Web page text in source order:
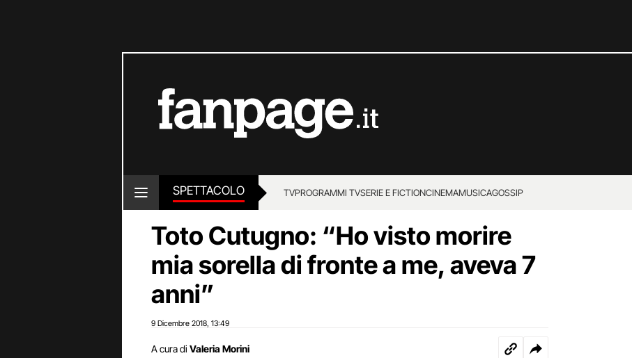
SPETTACOLO TVPROGRAMMI TVSERIE E FICTIONCINEMAMUSICAGOSSIP
Toto Cutugno: “Ho visto morire
mia sorella di fronte a me, aveva 7
anni”
9 Dicembre 2018 13:49
A cura di Valeria Morini